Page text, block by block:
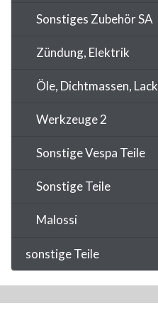
Sonstiges Zubehör SA
Zündung, Elektrik
Öle, Dichtmassen, Lack
Werkzeuge 2
Sonstige Vespa Teile
Sonstige Teile
Malossi
sonstige Teile